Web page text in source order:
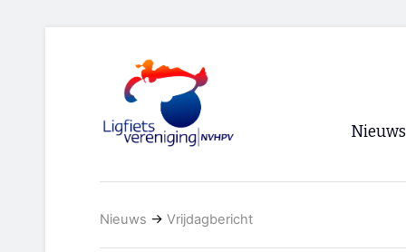
Nieuws
Nieuws → Vrijdagbericht